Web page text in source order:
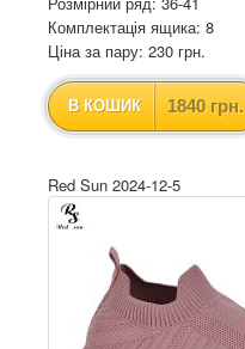
Комплектація ящика: 8
Ціна за пару: 230 грн.
В КОШИК 1840 грн.
Red Sun 2024-12-5